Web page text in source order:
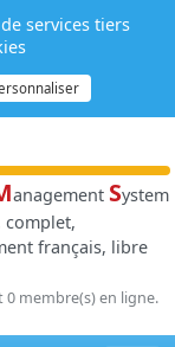
de
anagement System
complet,
français, libre
0 membre(s) en ligne.
services tiers